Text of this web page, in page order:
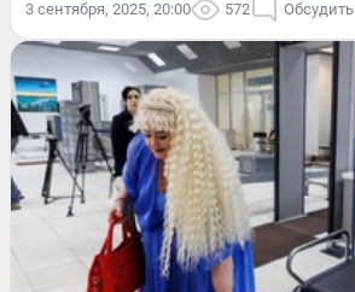
3 сентября, 2025, 20:00 572 Обсудить